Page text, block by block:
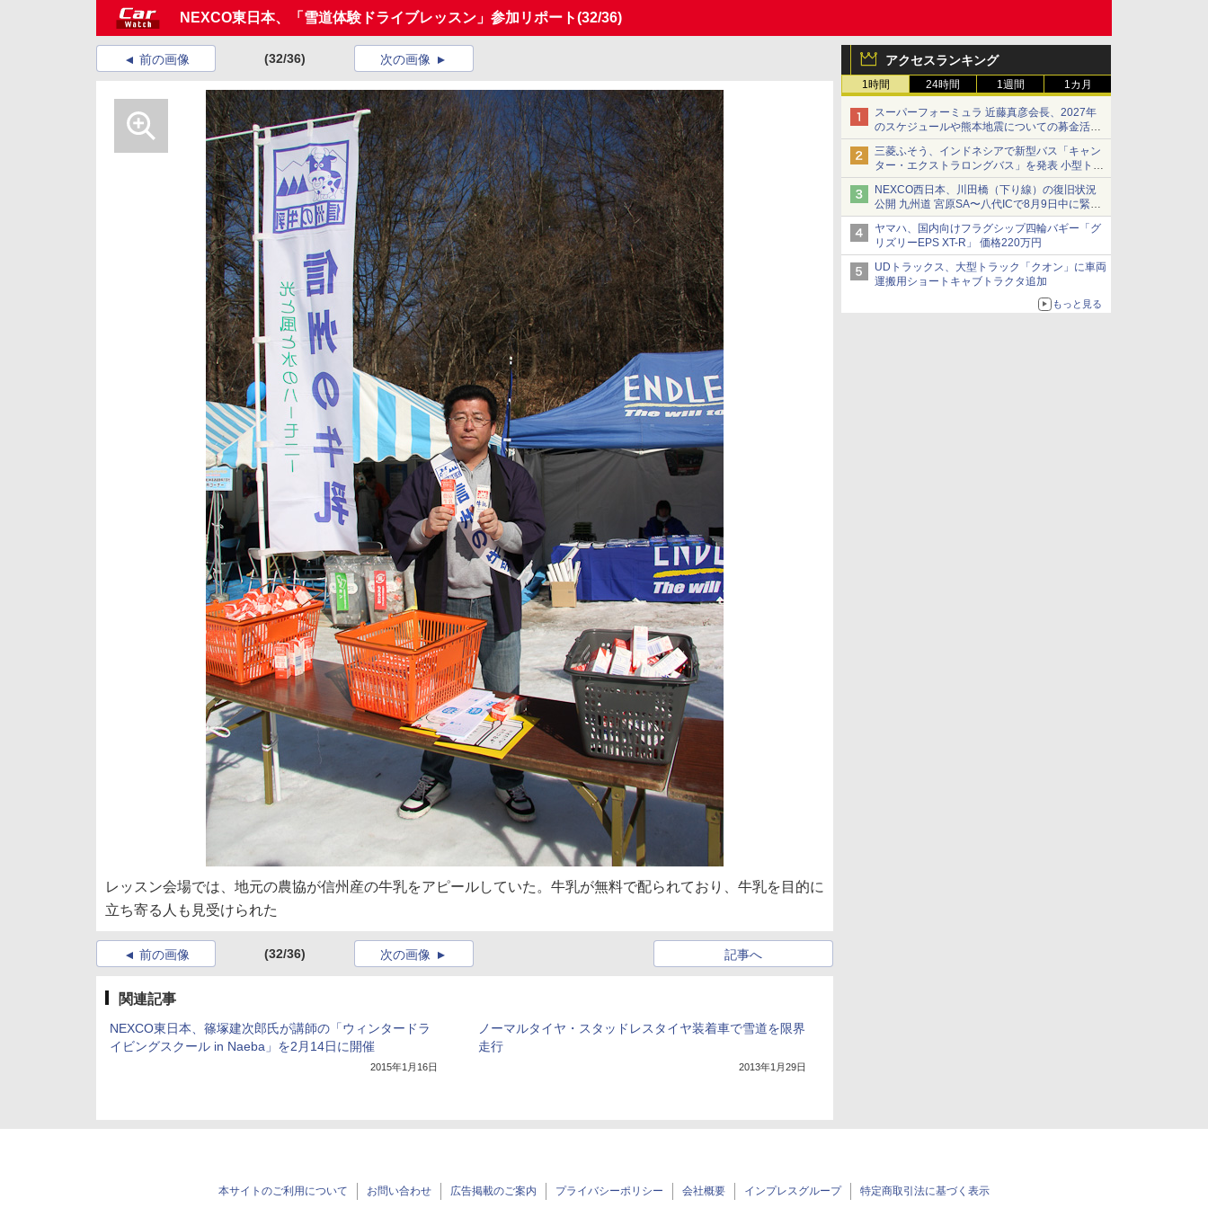
NEXCO東日本、「雪道体験ドライブレッスン」参加リポート(32/36)
アクセスランキング
1時間 24時間 1週間 1カ月
スーパーフォーミュラ 近藤真彦会長、2027年
のスケジュールや熊本地震についての募金活動
を紹介
三菱ふそう、インドネシアで新型バス「キャン
ター・エクストラロングバス」を発表 小型トラ
ックベースの観光・旅客輸送向けバス
NEXCO西日本、川田橋（下り線）の復旧状況
公開 九州道 宮原SA〜八代ICで8月9日中に緊急
車両を通行可能に
ヤマハ、国内向けフラグシップ四輪バギー「グ
リズリーEPS XT-R」 価格220万円
UDトラックス、大型トラック「クオン」に車両
運搬用ショートキャブトラクタ追加
もっと見る
前の画像 (32/36) 次の画像
レッスン会場では、地元の農協が信州産の牛乳をアピールしていた。牛乳が無料で配られており、牛乳を目的に
立ち寄る人も見受けられた
前の画像 (32/36) 記事へ
次の画像
関連記事
NEXCO東日本、篠塚建次郎氏が講師の「ウィンタードラ
イビングスクール in Naeba」を2月14日に開催
2015年1月16日
ノーマルタイヤ・スタッドレスタイヤ装着車で雪道を限界
走行
2013年1月29日
本サイトのご利用について お問い合わせ 広告掲載のご案内 プライバシーポリシー 会社概要 インプレスグループ 特定商取引法に基づく表示